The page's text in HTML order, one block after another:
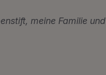
meine Familie und